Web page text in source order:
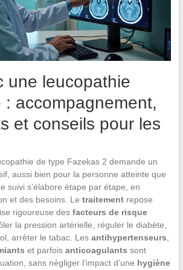
une leucopathie
: accompagnement,
et conseils pour les
de type Fazekas 2 demande un
aussi bien pour la personne atteinte que
suivi s’élabore étape par étape, en
et des besoins. Le traitementrepose
rigoureuse des facteurs de risque
la pression artérielle, réguler le diabète,
arrêter le tabac. Les antihypertenseurs
et parfois anticoagulants sont
sans négliger l’impact d’une hygiène